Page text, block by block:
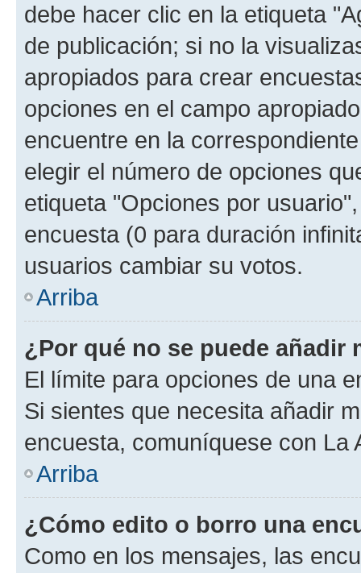
debe hacer clic en la etiqueta
de publicación; si no la
apropiados para crear
opciones en el campo
encuentre en la
elegir el número de opciones
etiqueta "Opciones por
encuesta (0 para duración
usuarios cambiar su votos.
Arriba
¿Por qué no se puede añadir
El límite para opciones de una
Si sientes que necesita añadir
encuesta, comuníquese con La
Arriba
¿Cómo edito o borro una
Como en los mensajes, las